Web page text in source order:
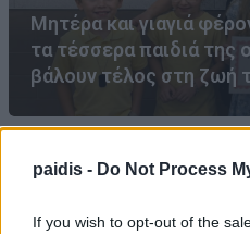
paidis - Do Not Process
If you wish to opt-out of the
Μητέρα και γιαγιά
τα τέσσερα παιδιά της
βάλουν τέλος στη ζωή